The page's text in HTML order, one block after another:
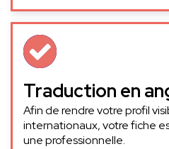
Traduction en
Afin de rendre votre profil
internationaux, votre fiche
une professionnelle.